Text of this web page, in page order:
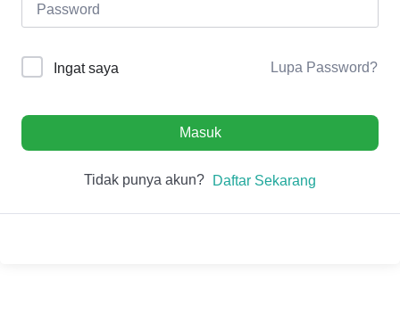
Ingat saya Lupa Password?
Masuk
Tidak punya akun? Daftar Sekarang